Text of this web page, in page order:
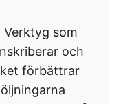
Verktyg som
och
förbättrar